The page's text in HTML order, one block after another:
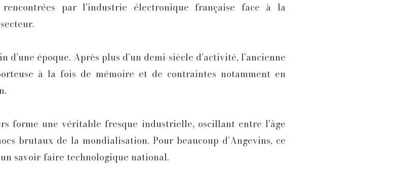
par l’industrie électronique française face à la
époque. Après plus d’un demi-siècle d’activité, l’ancienne
à la fois de mémoire et de contraintes notamment en
forme une véritable fresque industrielle, oscillant entre l’âge
brutaux de la mondialisation. Pour beaucoup d’Angevins, ce
savoir-faire technologique national.